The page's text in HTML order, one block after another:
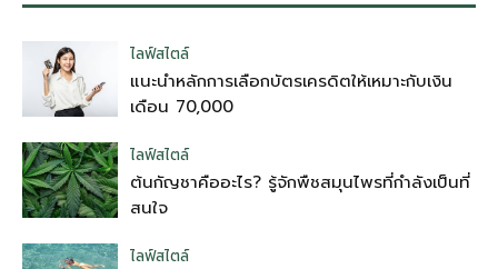
ไลฟ์สไตล์
แนะนำหลักการเลือกบัตรเครดิตให้เหมาะกับเงิน
เดือน 70,000
ไลฟ์สไตล์
ต้นกัญชาคืออะไร? รู้จักพืชสมุนไพรที่กำลังเป็นที่
สนใจ
ไลฟ์สไตล์